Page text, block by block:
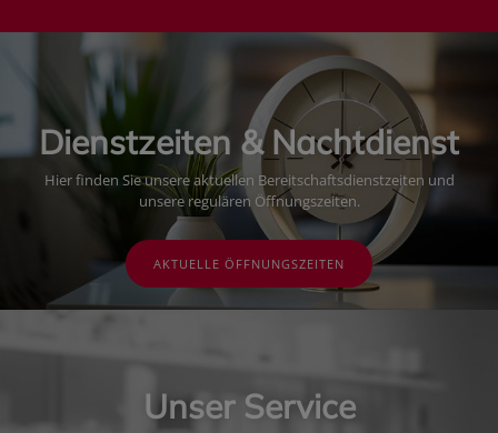
Dienstzeiten & Nachtdienst
Hier finden Sie unsere aktuellen Bereitschaftsdienstzeiten und
unsere regulären Öffnungszeiten.
AKTUELLE ÖFFNUNGSZEITEN
Unser Service